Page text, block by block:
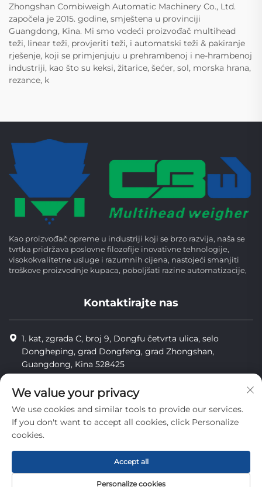
Zhongshan Combiweigh Automatic Machinery Co., Ltd.
započela je 2015. godine, smještena u provinciji
Guangdong, Kina. Mi smo vodeći proizvođač multihead
teži, linear teži, provjeriti teži, i automatski teži & pakiranje
rješenje, koji se primjenjuju u prehrambenoj i ne-hrambenoj
industriji, kao što su keksi, žitarice, šećer, sol, morska hrana,
rezance, k
Kao proizvođač opreme u industriji koji se brzo razvija, naša se
tvrtka pridržava poslovne filozofije inovativne tehnologije,
visokokvalitetne usluge i razumnih cijena, nastojeći smanjiti
troškove proizvodnje kupaca, poboljšati razine automatizacije,
Kontaktirajte nas
1. kat, zgrada C, broj 9, Dongfu četvrta ulica, selo
Dongheping, grad Dongfeng, grad Zhongshan,
Guangdong, Kina 528425
[email protected]
Ltd. Sva prava su rezervirana.
privatnost
We value your privacy
We use cookies and similar tools to provide our services.
If you don't want to accept all cookies, click Personalize
cookies.
Personalize cookies
Accept all